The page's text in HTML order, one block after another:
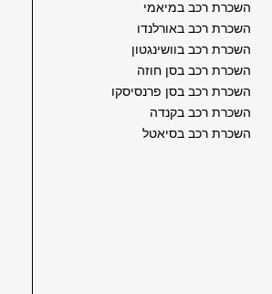
השכרת רכב במיאמי
השכרת רכב באורלנדו
השכרת רכב בוושינגטון
השכרת רכב בסן חוזה
השכרת רכב בסן פרנסיסקו
השכרת רכב בקנדה
השכרת רכב בסיאטל